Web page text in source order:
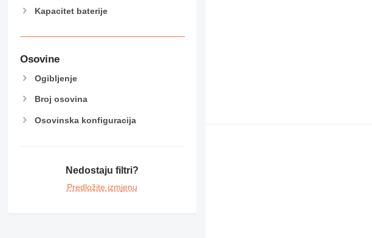
Kapacitet baterije
Osovine
Ogibljenje
Broj osovina
Osovinska konfiguracija
Nedostaju filtri?
Predložite izmjenu